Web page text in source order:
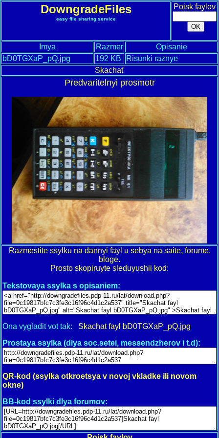
DowngradeFiles
easy file sharing service
Poisk faylov
Imya Razmer
Opisanie
bD0TGXaP_pQ.jpg
192 KB
Risunki raznye
Skachat'
Predvaritelnyi prosmotr
Razmestite ssylku na dannyi fayl u sebya na saite, forume,
bloge.
Prosto skopiruyte sleduyushii kod:
Tekstovaya ssylka s opisaniem:
Ona vygladit vot tak: Skachat fayl bD0TGXaP_pQ.jpg
Prostaya ssylka (dlya soc.setei, messendzherov i t.d):
QR-kod (ssylka otkroetsya v novoj vkladke ili novom
okne)
BB-kod ssylki dlya forumov: